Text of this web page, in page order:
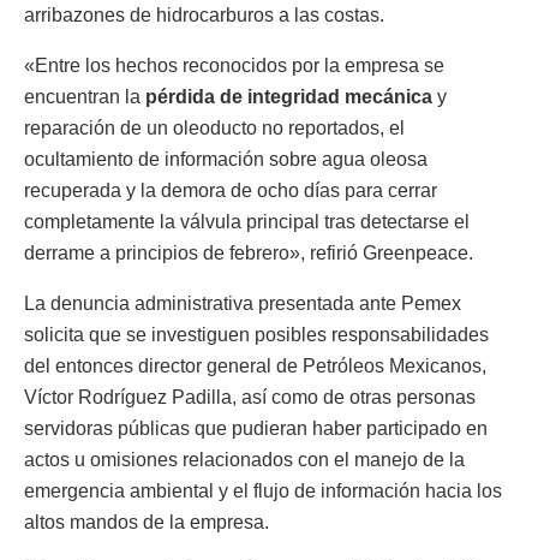
arribazones de hidrocarburos a las costas.
«Entre los hechos reconocidos por la empresa se
encuentran la pérdida de integridad mecánica y
reparación de un oleoducto no reportados, el
ocultamiento de información sobre agua oleosa
recuperada y la demora de ocho días para cerrar
completamente la válvula principal tras detectarse el
derrame a principios de febrero», refirió Greenpeace.
La denuncia administrativa presentada ante Pemex
solicita que se investiguen posibles responsabilidades
del entonces director general de Petróleos Mexicanos,
Víctor Rodríguez Padilla, así como de otras personas
servidoras públicas que pudieran haber participado en
actos u omisiones relacionados con el manejo de la
emergencia ambiental y el flujo de información hacia los
altos mandos de la empresa.